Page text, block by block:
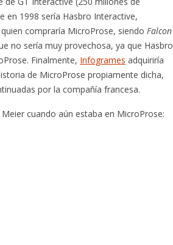
en 1998 sería Hasbro Interactive,
compraría MicroProse, siendo Falcon
no sería muy provechosa, ya que Hasbro
Finalmente, Infogrames adquiriría
de MicroProse propiamente dicha,
por la compañía francesa.
cuando aún estaba en MicroProse: